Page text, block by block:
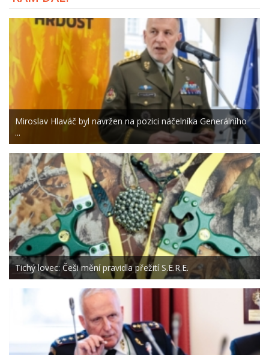
Miroslav Hlaváč byl navržen na pozici náčelníka Generálního
...
Tichý lovec: Češi mění pravidla přežití S.E.R.E.